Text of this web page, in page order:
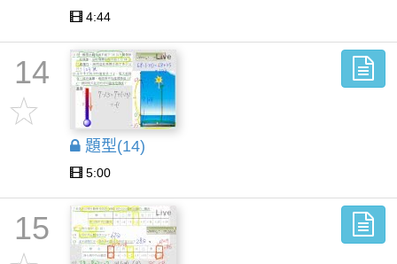
4:44
14
題型(14)
5:00
15